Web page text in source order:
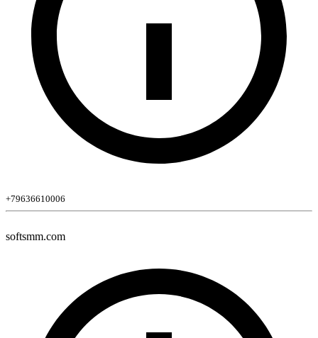
+79636610006
softsmm.com